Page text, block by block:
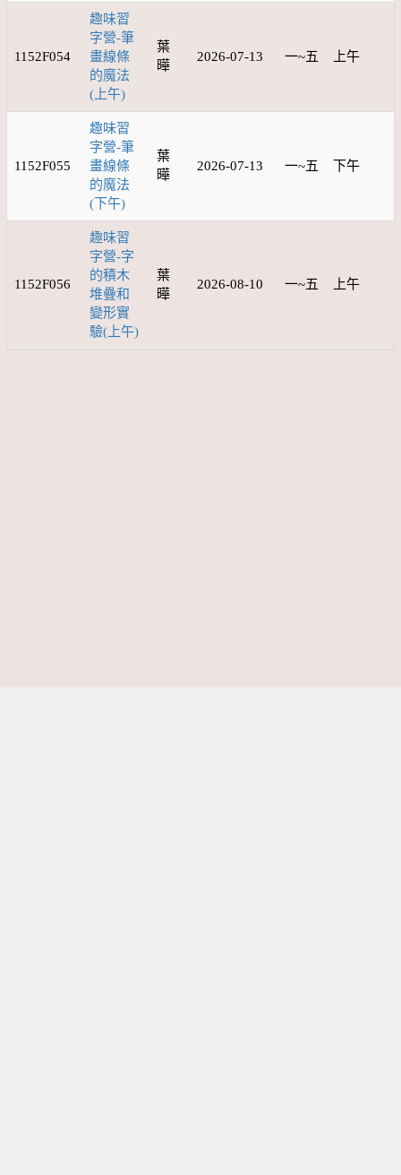
1152F054
趣味習
字營-筆
畫線條
的魔法
(上午)
葉
曄
2026-07-13 一~五 上午
1152F055
趣味習
字營-筆
畫線條
的魔法
(下午)
葉
曄
2026-07-13 一~五 下午
1152F056
趣味習
字營-字
的積木
堆疊和
變形實
驗(上午)
葉
曄
2026-08-10 一~五 上午